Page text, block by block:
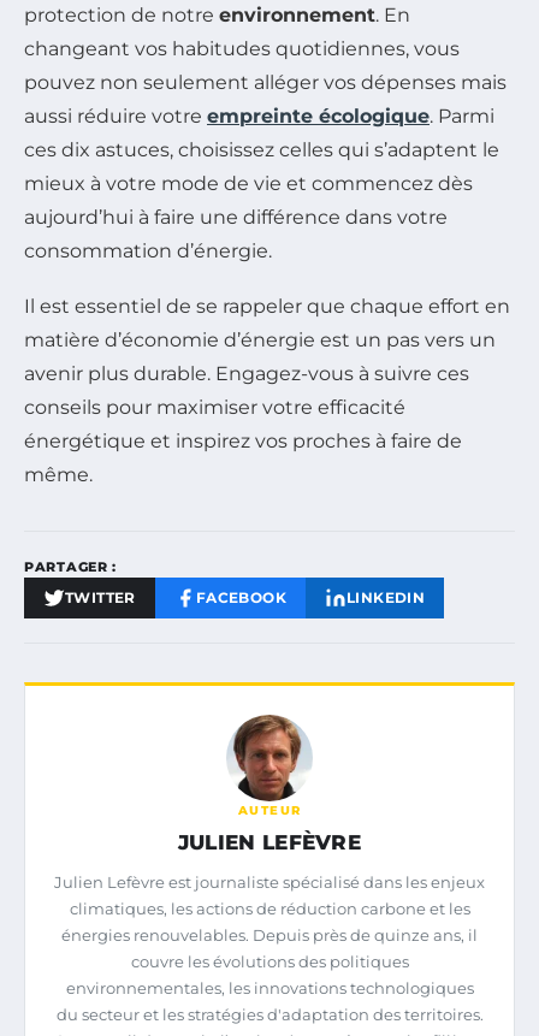
protection de notre environnement. En
changeant vos habitudes quotidiennes, vous
pouvez non seulement alléger vos dépenses mais
aussi réduire votre empreinte écologique. Parmi
ces dix astuces, choisissez celles qui s’adaptent le
mieux à votre mode de vie et commencez dès
aujourd’hui à faire une différence dans votre
consommation d’énergie.
Il est essentiel de se rappeler que chaque effort en
matière d’économie d’énergie est un pas vers un
avenir plus durable. Engagez-vous à suivre ces
conseils pour maximiser votre efficacité
énergétique et inspirez vos proches à faire de
même.
PARTAGER :
TWITTER FACEBOOK LINKEDIN
AUTEUR
JULIEN LEFÈVRE
Julien Lefèvre est journaliste spécialisé dans les enjeux
climatiques, les actions de réduction carbone et les
énergies renouvelables. Depuis près de quinze ans, il
couvre les évolutions des politiques
environnementales, les innovations technologiques
du secteur et les stratégies d'adaptation des territoires.